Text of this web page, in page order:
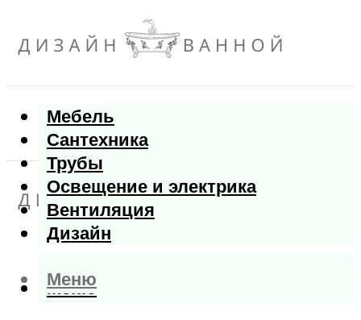
Мебель
Сантехника
Трубы
Освещение и электрика
Вентиляция
Дизайн
Меню
Меню